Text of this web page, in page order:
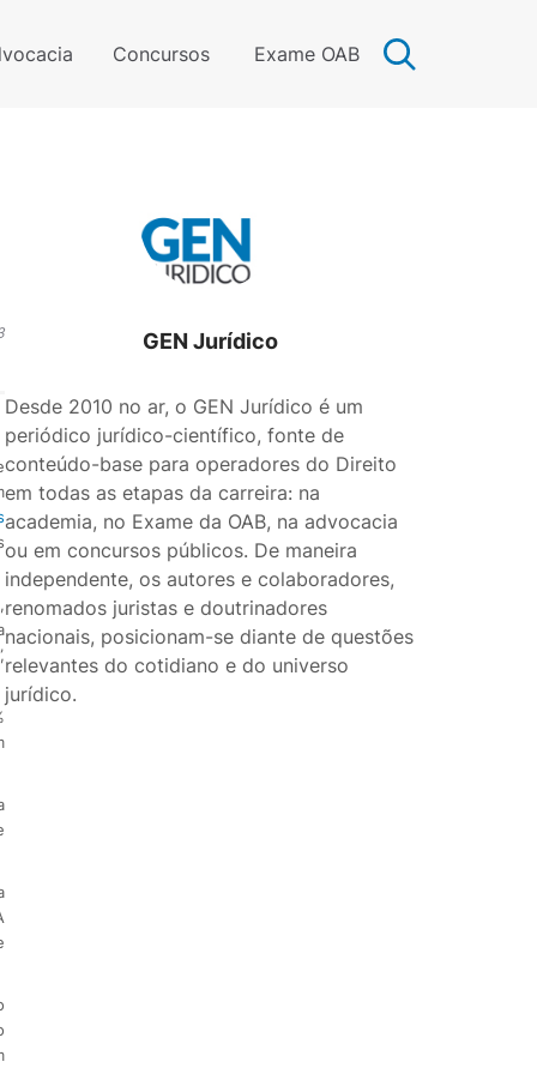
Concursos Exame OAB
GEN Jurídico
Desde 2010 no ar, o GEN Jurídico é um
periódico jurídico-científico, fonte de
conteúdo-base para operadores do Direito
em todas as etapas da carreira: na
academia, no Exame da OAB, na advocacia
ou em concursos públicos. De maneira
independente, os autores e colaboradores,
renomados juristas e doutrinadores
nacionais, posicionam-se diante de questões
relevantes do cotidiano e do universo
jurídico.